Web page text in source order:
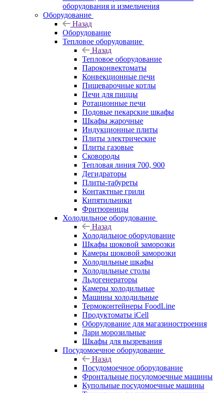
оборудования и измельчения
Оборудование
Назад
Оборудование
Тепловое оборудование
Назад
Тепловое оборудование
Пароконвектоматы
Конвекционные печи
Пищеварочные котлы
Печи для пиццы
Ротационные печи
Подовые пекарские шкафы
Шкафы жарочные
Индукционные плиты
Плиты электрические
Плиты газовые
Сковороды
Тепловая линия 700, 900
Дегидраторы
Плиты-табуреты
Контактные грили
Кипятильники
Фритюрницы
Холодильное оборудование
Назад
Холодильное оборудование
Шкафы шоковой заморозки
Камеры шоковой заморозки
Холодильные шкафы
Холодильные столы
Льдогенераторы
Камеры холодильные
Машины холодильные
Термоконтейнеры FoodLine
Продуктоматы iCell
Оборудование для магазиностроения
Лари морозильные
Шкафы для вызревания
Посудомоечное оборудование
Назад
Посудомоечное оборудование
Фронтальные посудомоечные машины
Купольные посудомоечные машины